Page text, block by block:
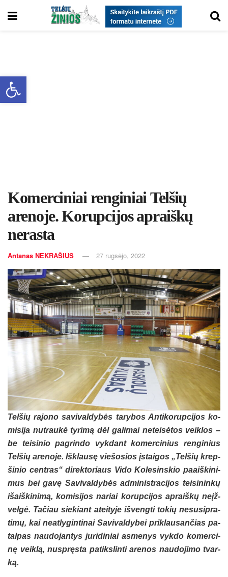
Open toolbar
Komerciniai renginiai Telšių
arenoje. Korupcijos apraiškų
nerasta
Antanas NEKRAŠIUS 27 rugsėjo, 2022
Tel­šių ra­jo­no sa­vi­val­dy­bės ta­ry­bos An­ti­ko­rup­ci­jos ko­
mi­si­ja nu­trau­kė ty­ri­mą dėl ga­li­mai ne­tei­sė­tos veik­los –
be tei­si­nio pa­grin­do vyk­dant ko­mer­ci­nius ren­gi­nius
Tel­šių are­no­je. Išk­lau­sę vie­šo­sios įstai­gos „Tel­šių krep­
ši­nio cent­ras“ di­rek­to­riaus Vi­do Ko­le­sins­kio paaiš­ki­ni­
mus bei ga­vę Sa­vi­val­dy­bės ad­mi­nist­ra­ci­jos tei­si­nin­kų
išaiš­ki­ni­mą, ko­mi­si­jos na­riai ko­rup­ci­jos ap­raiš­kų neįž­
vel­gė. Ta­čiau sie­kiant atei­ty­je iš­veng­ti to­kių ne­su­sip­ra­
ti­mų, kai neat­ly­gin­ti­nai Sa­vi­val­dy­bei pri­klau­san­čias pa­
tal­pas nau­do­jan­tys ju­ri­di­niai as­me­nys vyk­do ko­mer­ci­
nę veik­lą, nu­spręs­ta pa­tiks­lin­ti are­nos nau­do­ji­mo tvar­
ką.